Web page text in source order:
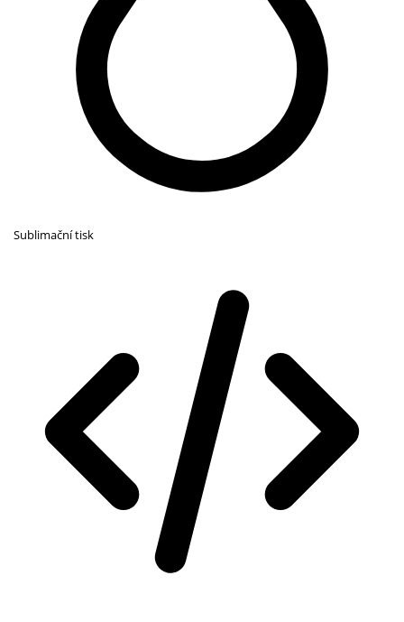
Sublimační tisk